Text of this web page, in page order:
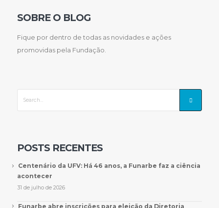
SOBRE O BLOG
Fique por dentro de todas as novidades e ações
promovidas pela Fundação.
POSTS RECENTES
Centenário da UFV: Há 46 anos, a Funarbe faz a ciência
acontecer
31 de julho de 2026
Funarbe abre inscrições para eleição da Diretoria